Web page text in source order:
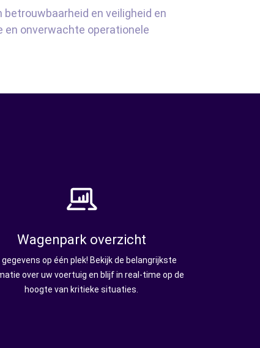
betrouwbaarheid en veiligheid en
en onverwachte operationele
Wagenpark overzicht
gegevens op één plek! Bekijk de belangrijkste
over uw voertuig en blijf in real-time op de
hoogte van kritieke situaties.